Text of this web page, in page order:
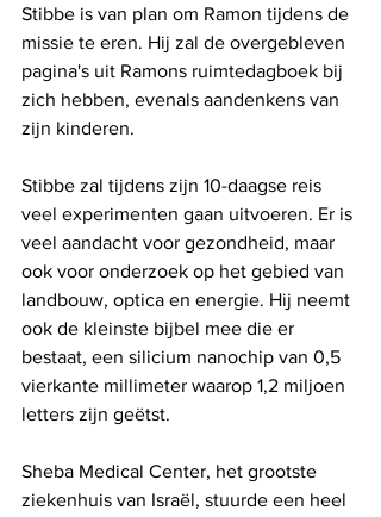
Stibbe is van plan om Ramon tijdens de
missie te eren. Hij zal de overgebleven
pagina's uit Ramons ruimtedagboek bij
zich hebben, evenals aandenkens van
zijn kinderen.
Stibbe zal tijdens zijn 10-daagse reis
veel experimenten gaan uitvoeren. Er is
veel aandacht voor gezondheid, maar
ook voor onderzoek op het gebied van
landbouw, optica en energie. Hij neemt
ook de kleinste bijbel mee die er
bestaat, een silicium nanochip van 0,5
vierkante millimeter waarop 1,2 miljoen
letters zijn geëtst.
Sheba Medical Center, het grootste
ziekenhuis van Israël, stuurde een heel